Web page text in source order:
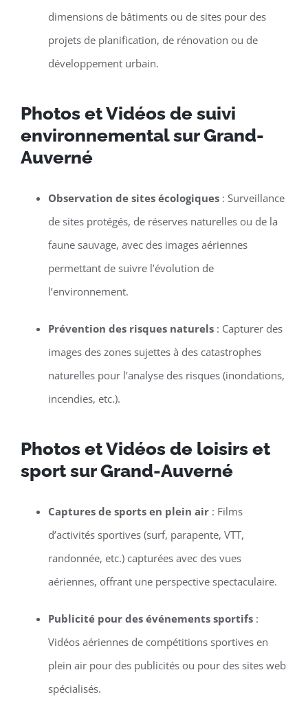
dimensions de bâtiments ou de sites pour des
projets de planification, de rénovation ou de
développement urbain.
Photos et Vidéos de suivi
environnemental sur Grand-
Auverné
Observation de sites écologiques: Surveillance
de sites protégés, de réserves naturelles ou de la
faune sauvage, avec des images aériennes
permettant de suivre l’évolution de
l’environnement.
Prévention des risques naturels: Capturer des
images des zones sujettes à des catastrophes
naturelles pour l’analyse des risques (inondations,
incendies, etc.).
Photos et Vidéos de loisirs et
sport sur Grand-Auverné
Captures de sports en plein air: Films
d’activités sportives (surf, parapente, VTT,
randonnée, etc.) capturées avec des vues
aériennes, offrant une perspective spectaculaire.
Publicité pour des événements sportifs:
Vidéos aériennes de compétitions sportives en
plein air pour des publicités ou pour des sites web
spécialisés.